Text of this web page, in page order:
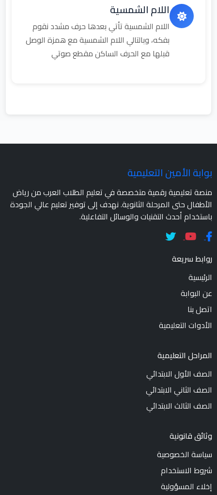
اللام الشمسية
اللام الشمسية تأتي بعدها حرف مشدد نقوم
بفكه، وبالتالي اللام الشمسية مع همزة الوصل
قبلها مع الحرف الساكن مقطع صوتي
بوابة الأمين التعليمية
منصة تعليمية رقمية متخصصة في تعليم الطلاب العرب من رياض
الأطفال حتى المرحلة الثانوية. نهدف إلى توفير تعليم عالي الجودة
باستخدام أحدث التقنيات والوسائل التفاعلية.
روابط سريعة
الرئيسية
عن البوابة
اتصل بنا
الأدوات التعليمية
المراحل التعليمية
الصف الأول الابتدائي
الصف الثاني الابتدائي
الصف الثالث الابتدائي
وثائق قانونية
سياسة الخصوصية
شروط الاستخدام
إخلاء المسؤولية